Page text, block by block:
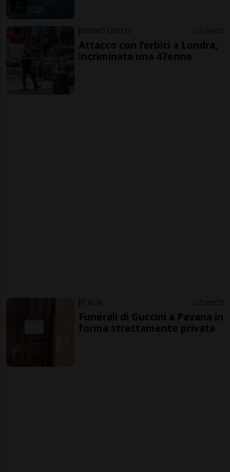
REGNO UNITO 2 ore 3
Attacco con forbici a Londra,
incriminata una 47enne
ITALIA 2 ore 3
Funerali di Guccini a Pavana in
forma strettamente privata